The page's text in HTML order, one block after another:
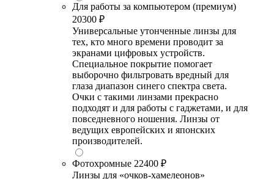
Для работы за компьютером (премиум)
20300 ₽
Универсальные утонченные линзы для
тех, кто много времени проводит за
экранами цифровых устройств.
Специальное покрытие помогает
выборочно фильтровать вредный для
глаза диапазон синего спектра света.
Очки с такими линзами прекрасно
подходят и для работы с гаджетами, и для
повседневного ношения. Линзы от
ведущих европейских и японских
производителей.
Фотохромные 22400 ₽
Линзы для «очков-хамелеонов»